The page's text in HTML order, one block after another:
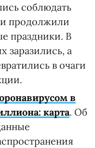
соблюдать
продолжили
праздники. В
заразились, а
в очаги
в
карта. Об